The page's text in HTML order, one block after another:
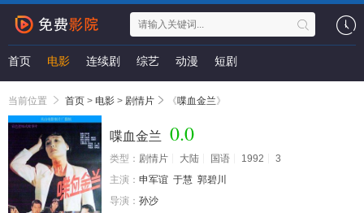
首页 电影 连续剧 综艺 动漫 短剧
当前位置 首页 > 电影 > 剧情片 《喋血金兰》
喋血金兰 0.0
类型： 剧情片 大陆 国语 1992
3
主演： 申军谊 于慧 郭碧川
导演： 孙沙